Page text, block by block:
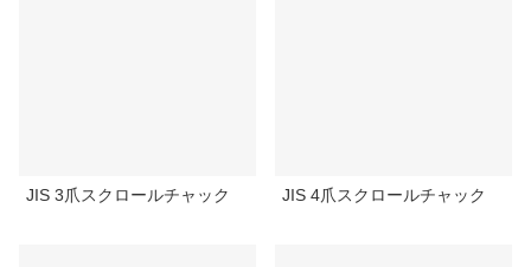
JIS 3爪スクロールチャック JIS 4爪スクロールチャック